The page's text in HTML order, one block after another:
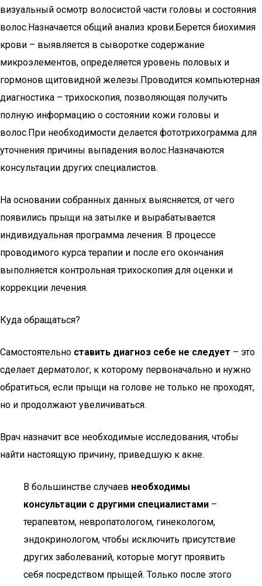
визуальный осмотр волосистой части головы и состояния
волос.Назначается общий анализ крови.Берется биохимия
крови – выявляется в сыворотке содержание
микроэлементов, определяется уровень половых и
гормонов щитовидной железы.Проводится компьютерная
диагностика – трихоскопия, позволяющая получить
полную информацию о состоянии кожи головы и
волос.При необходимости делается фототрихограмма для
уточнения причины выпадения волос.Назначаются
консультации других специалистов.
На основании собранных данных выясняется, от чего
появились прыщи на затылке и вырабатывается
индивидуальная программа лечения. В процессе
проводимого курса терапии и после его окончания
выполняется контрольная трихоскопия для оценки и
коррекции лечения.
Куда обращаться?
Самостоятельно ставить диагноз себе не следует – это
сделает дерматолог, к которому первоначально и нужно
обратиться, если прыщи на голове не только не проходят,
но и продолжают увеличиваться.
Врач назначит все необходимые исследования, чтобы
найти настоящую причину, приведшую к акне.
В большинстве случаев необходимы
консультации с другими специалистами –
терапевтом, невропатологом, гинекологом,
эндокринологом, чтобы исключить присутствие
других заболеваний, которые могут проявить
себя посредством прыщей. Только после этого